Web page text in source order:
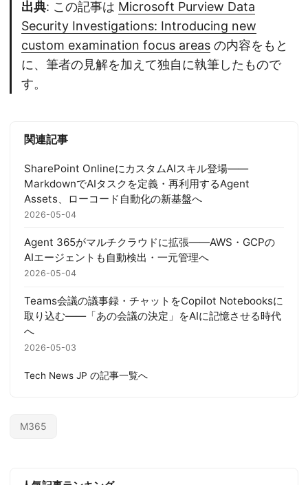
出典: この記事は Microsoft Purview Data
Security Investigations: Introducing new
custom examination focus areas の内容をもと
に、筆者の見解を加えて独自に執筆したもので
す。
関連記事
SharePoint OnlineにカスタムAIスキル登場——
MarkdownでAIタスクを定義・再利用するAgent
Assets、ローコード自動化の新基盤へ
2026-05-04
Agent 365がマルチクラウドに拡張——AWS・GCPの
AIエージェントも自動検出・一元管理へ
2026-05-04
Teams会議の議事録・チャットをCopilot Notebooksに
取り込む——「あの会議の決定」をAIに記憶させる時代
へ
2026-05-03
Tech News JP の記事一覧へ
M365